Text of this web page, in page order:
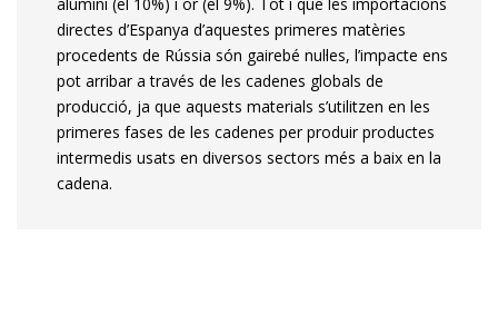
directes d’Espanya d’aquestes primeres matèries
procedents de Rússia són gairebé nul·les, l’impacte ens
pot arribar a través de les cadenes globals de
producció, ja que aquests materials s’utilitzen en les
primeres fases de les cadenes per produir productes
intermedis usats en diversos sectors més a baix en la
cadena.